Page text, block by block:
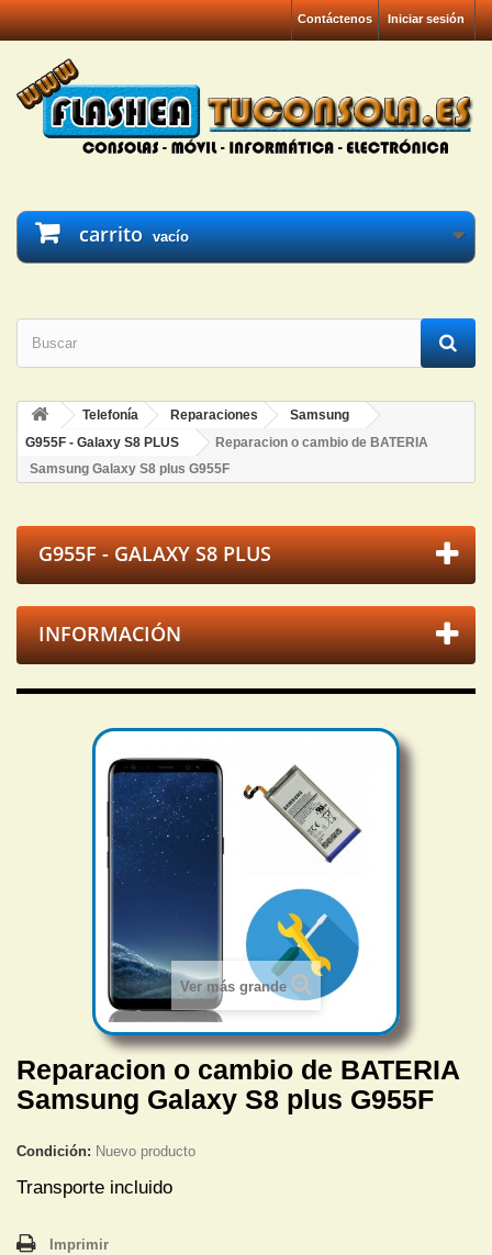
Iniciar sesión
Contáctenos
carrito vacío
Telefonía Reparaciones
Samsung
G955F - Galaxy S8 PLUS
Reparacion o cambio de BATERIA
Samsung Galaxy S8 plus G955F
G955F - GALAXY S8 PLUS
INFORMACIÓN
Ver más grande
Reparacion o cambio de BATERIA
Samsung Galaxy S8 plus G955F
Condición: Nuevo producto
Transporte incluido
Imprimir